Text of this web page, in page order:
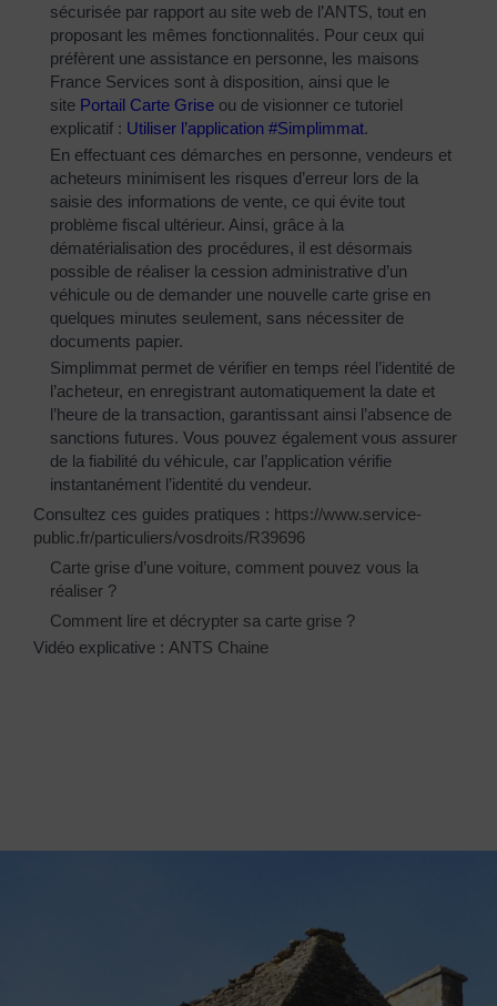
sécurisée par rapport au site web de l’ANTS, tout en
proposant les mêmes fonctionnalités. Pour ceux qui
préfèrent une assistance en personne, les maisons
France Services sont à disposition, ainsi que le
site Portail Carte Grise ou de visionner ce tutoriel
explicatif : Utiliser l’application #Simplimmat.
En effectuant ces démarches en personne, vendeurs et
acheteurs minimisent les risques d’erreur lors de la
saisie des informations de vente, ce qui évite tout
problème fiscal ultérieur. Ainsi, grâce à la
dématérialisation des procédures, il est désormais
possible de réaliser la cession administrative d’un
véhicule ou de demander une nouvelle carte grise en
quelques minutes seulement, sans nécessiter de
documents papier.
Simplimmat permet de vérifier en temps réel l’identité de
l’acheteur, en enregistrant automatiquement la date et
l’heure de la transaction, garantissant ainsi l’absence de
sanctions futures. Vous pouvez également vous assurer
de la fiabilité du véhicule, car l’application vérifie
instantanément l’identité du vendeur.
Consultez ces guides pratiques : https://www.service-
public.fr/particuliers/vosdroits/R39696
Carte grise d’une voiture, comment pouvez vous la
réaliser ?
Comment lire et décrypter sa carte grise ?
Vidéo explicative : ANTS Chaine